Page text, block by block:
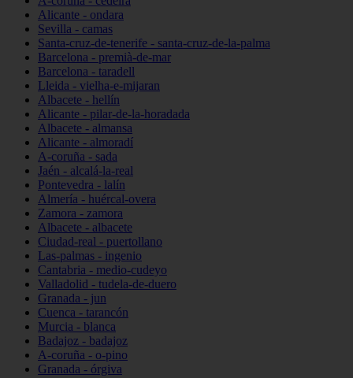
Alicante - ondara
Sevilla - camas
Santa-cruz-de-tenerife - santa-cruz-de-la-palma
Barcelona - premià-de-mar
Barcelona - taradell
Lleida - vielha-e-mijaran
Albacete - hellín
Alicante - pilar-de-la-horadada
Albacete - almansa
Alicante - almoradí
A-coruña - sada
Jaén - alcalá-la-real
Pontevedra - lalín
Almería - huércal-overa
Zamora - zamora
Albacete - albacete
Ciudad-real - puertollano
Las-palmas - ingenio
Cantabria - medio-cudeyo
Valladolid - tudela-de-duero
Granada - jun
Cuenca - tarancón
Murcia - blanca
Badajoz - badajoz
A-coruña - o-pino
Granada - órgiva